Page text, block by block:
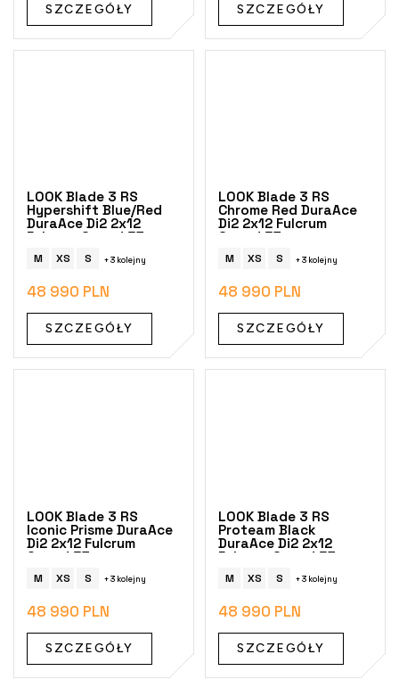
SZCZEGÓŁY SZCZEGÓŁY
LOOK Blade 3 RS
Hypershift Blue/Red
DuraAce Di2 2x12
Fulcrum Speed 57
M XS S + 3 kolejny
48 990 PLN
SZCZEGÓŁY
LOOK Blade 3 RS
Chrome Red DuraAce
Di2 2x12 Fulcrum
Speed 57
M XS S + 3 kolejny
48 990 PLN
SZCZEGÓŁY
LOOK Blade 3 RS
Iconic Prisme DuraAce
Di2 2x12 Fulcrum
Speed 57
M XS S + 3 kolejny
48 990 PLN
SZCZEGÓŁY
LOOK Blade 3 RS
Proteam Black
DuraAce Di2 2x12
Fulcrum Speed 57
M XS S + 3 kolejny
48 990 PLN
SZCZEGÓŁY